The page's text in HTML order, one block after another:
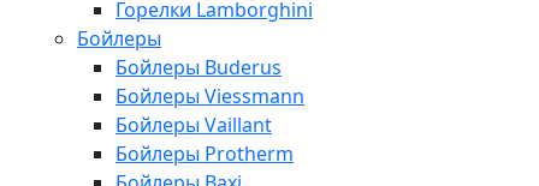
Горелки Lamborghini
Бойлеры
Бойлеры Buderus
Бойлеры Viessmann
Бойлеры Vaillant
Бойлеры Protherm